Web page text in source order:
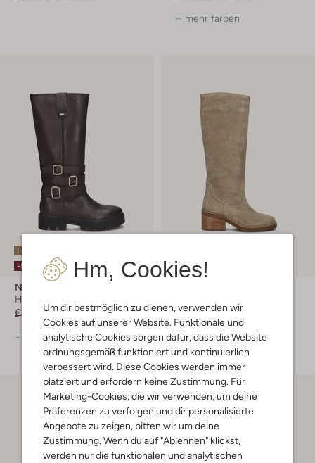
Hm, Cookies!
Um dir bestmöglich zu dienen, verwenden wir
Cookies auf unserer Website. Funktionale und
analytische Cookies sorgen dafür, dass die Website
ordnungsgemäß funktioniert und kontinuierlich
verbessert wird. Diese Cookies werden immer
platziert und erfordern keine Zustimmung. Für
Marketing-Cookies, die wir verwenden, um deine
Präferenzen zu verfolgen und dir personalisierte
Angebote zu zeigen, bitten wir um deine
Zustimmung. Wenn du auf "Ablehnen" klickst,
werden nur die funktionalen und analytischen
+ mehr farben
Letzter Artikel
-50%
Nubikk
Hohe Stiefel
€ 299,99 € 149,99
+ mehr farben
-30%
€ 329,95 € 230,99
+ mehr farben